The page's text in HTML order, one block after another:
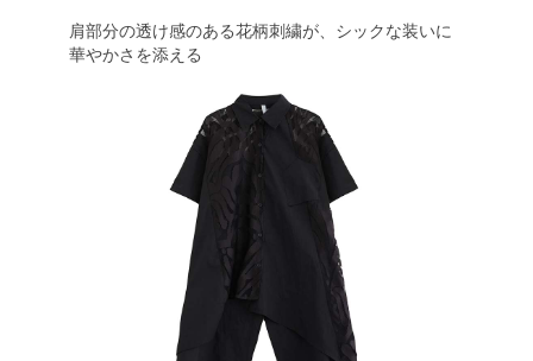
肩部分の透け感のある花柄刺繍が、シックな装いに
華やかさを添える